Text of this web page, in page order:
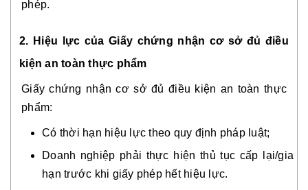
phép.
2. Hiệu lực của Giấy chứng nhận cơ sở đủ điều
kiện an toàn thực phẩm
Giấy chứng nhận cơ sở đủ điều kiện an toàn thực
phẩm:
Có thời hạn hiệu lực theo quy định pháp luật;
Doanh nghiệp phải thực hiện thủ tục cấp lại/gia
hạn trước khi giấy phép hết hiệu lực.